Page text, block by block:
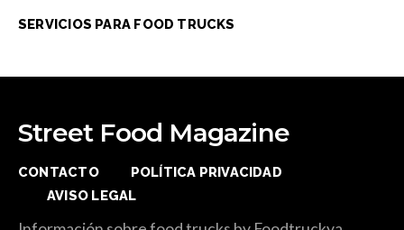
SERVICIOS PARA FOOD TRUCKS
Street Food Magazine
CONTACTO
POLÍTICA PRIVACIDAD
AVISO LEGAL